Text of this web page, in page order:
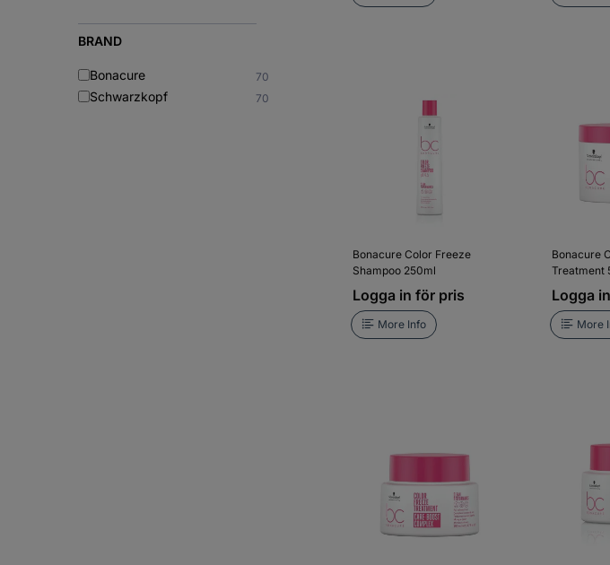
BRAND
Bonacure 70
Schwarzkopf 70
Bonacure Color Freeze
Shampoo 250ml
Logga in för pris
More Info
Bonacure
Treatment
Logga
More